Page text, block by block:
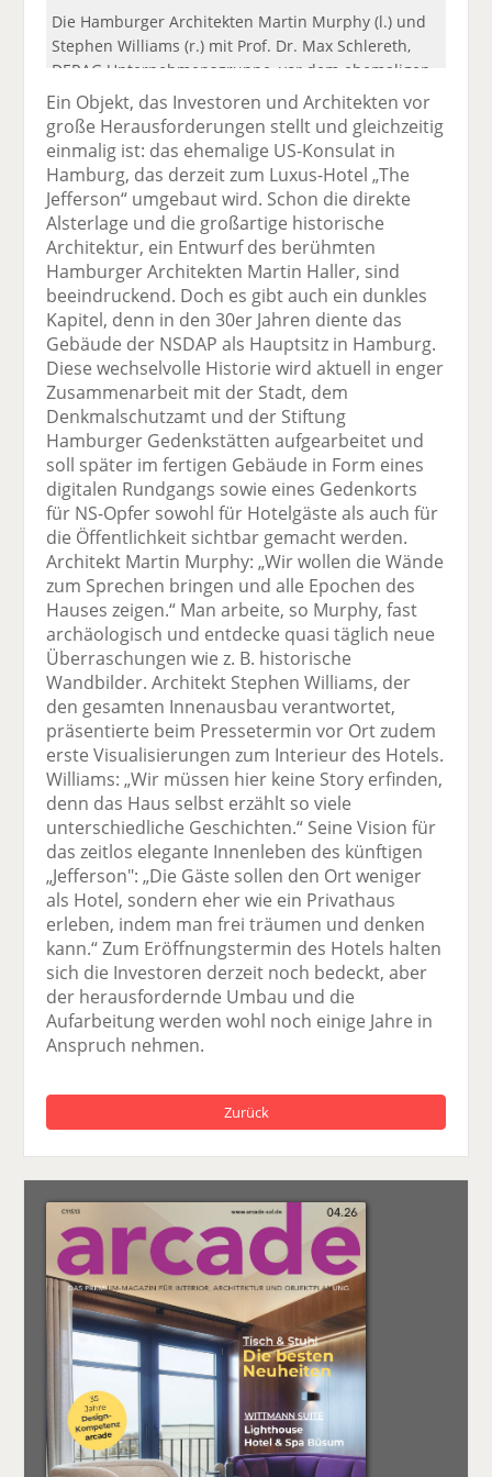
Die Hamburger Architekten Martin Murphy (l.) und
Stephen Williams (r.) mit Prof. Dr. Max Schlereth,
DERAG Unternehmensgruppe, vor dem ehemaligen
US-Konsulat, das derzeit zum Luxus-Hotel „The
Jefferson“ umgebaut wird.
Ein Objekt, das Investoren und Architekten vor
große Herausforderungen stellt und gleichzeitig
einmalig ist: das ehemalige US-Konsulat in
Hamburg, das derzeit zum Luxus-Hotel „The
Jefferson“ umgebaut wird. Schon die direkte
Alsterlage und die großartige historische
Architektur, ein Entwurf des berühmten
Hamburger Architekten Martin Haller, sind
beeindruckend. Doch es gibt auch ein dunkles
Kapitel, denn in den 30er Jahren diente das
Gebäude der NSDAP als Hauptsitz in Hamburg.
Diese wechselvolle Historie wird aktuell in enger
Zusammenarbeit mit der Stadt, dem
Denkmalschutzamt und der Stiftung
Hamburger Gedenkstätten aufgearbeitet und
soll später im fertigen Gebäude in Form eines
digitalen Rundgangs sowie eines Gedenkorts
für NS-Opfer sowohl für Hotelgäste als auch für
die Öffentlichkeit sichtbar gemacht werden.
Architekt Martin Murphy: „Wir wollen die Wände
zum Sprechen bringen und alle Epochen des
Hauses zeigen.“ Man arbeite, so Murphy, fast
archäologisch und entdecke quasi täglich neue
Überraschungen wie z. B. historische
Wandbilder. Architekt Stephen Williams, der
den gesamten Innenausbau verantwortet,
präsentierte beim Pressetermin vor Ort zudem
erste Visualisierungen zum Interieur des Hotels.
Williams: „Wir müssen hier keine Story erfinden,
denn das Haus selbst erzählt so viele
unterschiedliche Geschichten.“ Seine Vision für
das zeitlos elegante Innenleben des künftigen
„Jefferson": „Die Gäste sollen den Ort weniger
als Hotel, sondern eher wie ein Privathaus
erleben, indem man frei träumen und denken
kann.“ Zum Eröffnungstermin des Hotels halten
sich die Investoren derzeit noch bedeckt, aber
der herausfordernde Umbau und die
Aufarbeitung werden wohl noch einige Jahre in
Anspruch nehmen.
Zurück